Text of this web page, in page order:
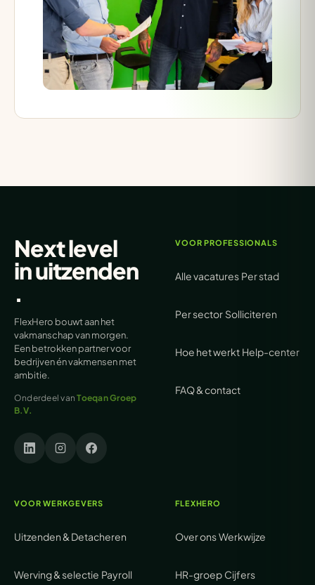
Next level
inuitzenden
.
FlexHero bouwt aan het
vakmanschap van morgen.
Een betrokken partner voor
bedrijven én vakmensen met
ambitie.
Onderdeel vanToeqan Groep
B.V.
VOOR PROFESSIONALS
Alle vacatures Per stad
Per sector Solliciteren
Hoe het werkt Help-center
FAQ & contact
VOOR WERKGEVERS
Uitzenden & Detacheren
Werving & selectie Payroll
FLEXHERO
Over onsWerkwijze
HR-groep Cijfers